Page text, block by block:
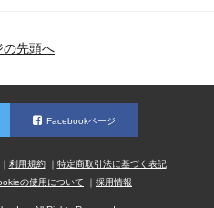
の先頭へ
Facebookページ
利用規約
特定商取引法に基づく表記
の使用について 採用情報